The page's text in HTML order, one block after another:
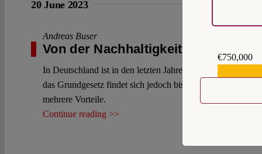
20 June 2023
Andreas Buser
Von der Nachhaltigkeit zur
In Deutschland ist in den letzten Jahren eine lebhafte
das Grundgesetz findet sich jedoch bisher, soweit
mehrere Vorteile.
Continue reading >>
€750,000